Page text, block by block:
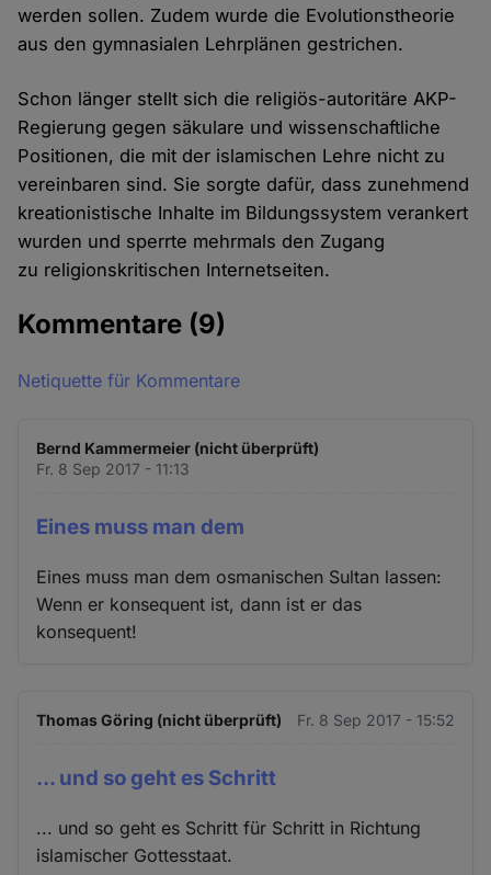
werden sollen. Zudem wurde die Evolutionstheorie
aus den gymnasialen Lehrplänen gestrichen.
Schon länger stellt sich die religiös-autoritäre AKP-
Regierung gegen säkulare und wissenschaftliche
Positionen, die mit der islamischen Lehre nicht zu
vereinbaren sind. Sie sorgte dafür, dass zunehmend
kreationistische Inhalte im Bildungssystem verankert
wurden und sperrte mehrmals den Zugang
zu religionskritischen Internetseiten.
Kommentare (9)
Netiquette für Kommentare
Bernd Kammermeier (nicht überprüft)
Fr. 8 Sep 2017 - 11:13
Eines muss man dem
Eines muss man dem osmanischen Sultan lassen:
Wenn er konsequent ist, dann ist er das
konsequent!
Thomas Göring (nicht überprüft) Fr. 8 Sep 2017 - 15:52
... und so geht es Schritt
... und so geht es Schritt für Schritt in Richtung
islamischer Gottesstaat.